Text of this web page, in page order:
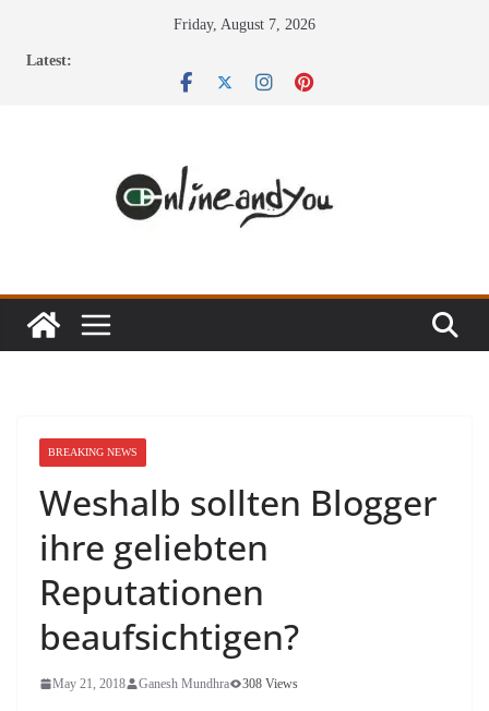
Friday, August 7, 2026
Latest:
BREAKING NEWS
Weshalb sollten Blogger
ihre geliebten
Reputationen
beaufsichtigen?
May 21, 2018 Ganesh Mundhra 308 Views